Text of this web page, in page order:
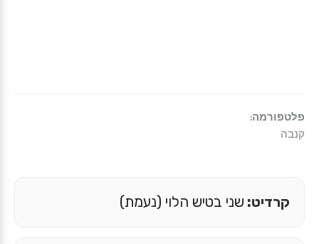
פלטפורמה:
קנבה
קרדיט: שני בטיש הלוי (נעמת)